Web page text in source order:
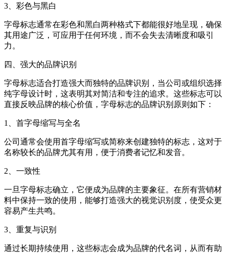
3、彩色与黑白
字母标志通常在彩色和黑白两种格式下都能很好地呈现，确保
其用途广泛，可应用于任何环境，而不会失去清晰度和吸引
力。
四、强大的品牌识别
字母标志适合打造强大而独特的品牌识别，当公司或组织选择
纯字母设计时，这表明其对简洁和专注的追求。这些标志可以
直接反映品牌的核心价值，字母标志的品牌识别原则如下：
1、首字母缩写与全名
公司通常会使用首字母缩写或简称来创建独特的标志，这对于
名称较长的品牌尤其有用，便于消费者记忆和发音。
2、一致性
一旦字母标志确立，它便成为品牌的主要象征。在所有营销材
料中保持一致的使用，能够打造强大的视觉识别度，使受众更
容易产生共鸣。
3、重复与识别
通过长期持续使用，这些标志会成为品牌的代名词，从而有助